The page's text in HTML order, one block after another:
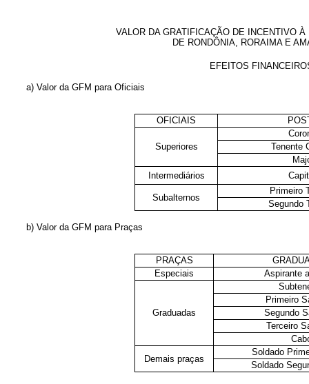
VALOR DA GRATIFICAÇÃO DE INCENTIVO
DE RONDÔNIA, RORAIMA E
EFEITOS
a) Valor da GFM para Oficiais
OFICIAIS
Superiores
Tenente
Intermediários
Subalternos
Primeiro
Segundo
b) Valor da GFM para Praças
PRAÇAS
Especiais
Aspirante
Graduadas
Primeiro
Segundo
Terceiro
Demais praças
Soldado
Soldado